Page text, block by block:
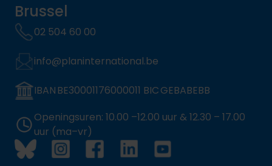
Brussel
02 504 60 00
info@planinternational.be
IBAN BE30001176000011 BIC GEBABEBB
Openingsuren: 10.00 –12.00 uur & 12.30 – 17.00
uur (ma–vr)